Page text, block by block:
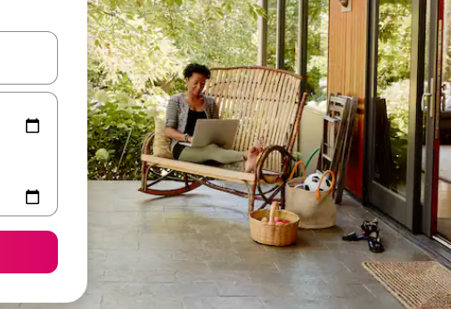
vers le haut et vers le bas pour les parcourir ou en appuyant et en